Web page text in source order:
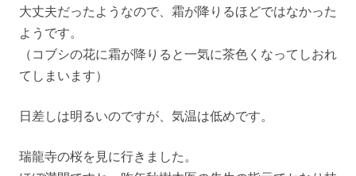
大丈夫だったようなので、霜が降りるほどではなかった
ようです。
（コブシの花に霜が降りると一気に茶色くなってしおれ
てしまいます）
日差しは明るいのですが、気温は低めです。
瑞龍寺の桜を見に行きました。